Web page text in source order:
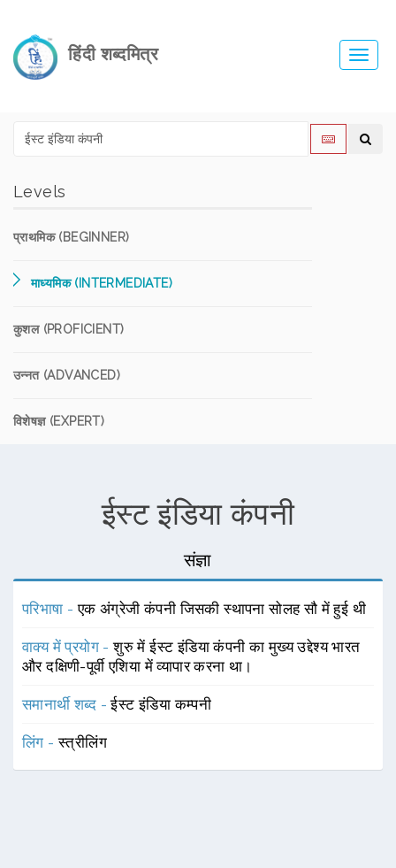
हिंदी शब्दमित्र
Levels
प्राथमिक (BEGINNER)
माध्यमिक (INTERMEDIATE)
कुशल (PROFICIENT)
उन्नत (ADVANCED)
विशेषज्ञ (EXPERT)
ईस्ट इंडिया कंपनी
संज्ञा
परिभाषा -एक अंग्रेजी कंपनी जिसकी स्थापना सोलह सौ में हुई थी
वाक्य में प्रयोग -शुरु में ईस्ट इंडिया कंपनी का मुख्य उद्देश्य भारत
और दक्षिणी-पूर्वी एशिया में व्यापार करना था।
समानार्थी शब्द -ईस्ट इंडिया कम्पनी
लिंग -स्त्रीलिंग